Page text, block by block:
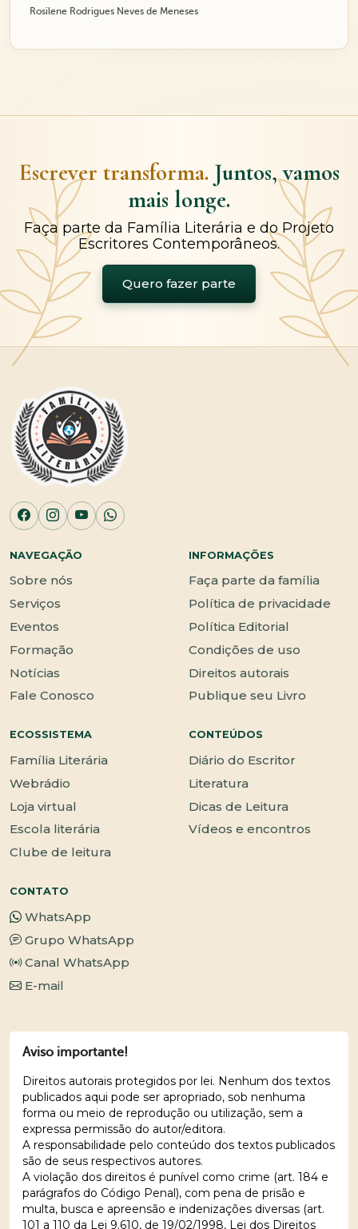
Rosilene Rodrigues Neves de Meneses
Escrever transforma. Juntos, vamos
mais longe.
Faça parte da Família Literária e do Projeto
Escritores Contemporâneos.
Quero fazer parte
NAVEGAÇÃO
Sobre nós
Serviços
Eventos
Formação
Notícias
Fale Conosco
INFORMAÇÕES
Faça parte da família
Política de privacidade
Política Editorial
Condições de uso
Direitos autorais
Publique seu Livro
ECOSSISTEMA
Família Literária
Webrádio
Loja virtual
Escola literária
Clube de leitura
CONTEÚDOS
Diário do Escritor
Literatura
Dicas de Leitura
Vídeos e encontros
CONTATO
WhatsApp
Grupo WhatsApp
Canal WhatsApp
E-mail
Aviso importante!
Direitos autorais protegidos por lei. Nenhum dos textos
publicados aqui pode ser apropriado, sob nenhuma
forma ou meio de reprodução ou utilização, sem a
expressa permissão do autor/editora.
A responsabilidade pelo conteúdo dos textos publicados
são de seus respectivos autores.
A violação dos direitos é punível como crime (art. 184 e
parágrafos do Código Penal), com pena de prisão e
multa, busca e apreensão e indenizações diversas (art.
101 a 110 da Lei 9.610, de 19/02/1998, Lei dos Direitos